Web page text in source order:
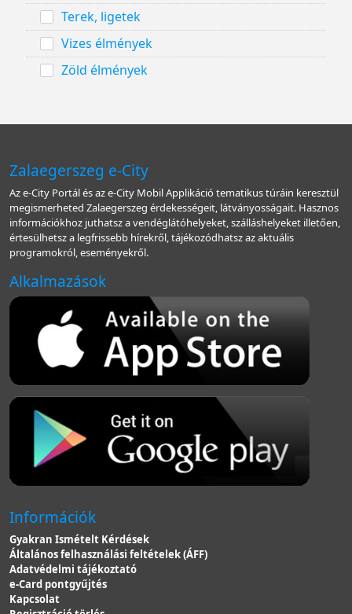
Terek, ligetek
Vizes élmények
Zöld élmények
Zalaegerszeg e-City
Az e-City Portál és az e-City Mobil Applikáció tematikus túráin keresztül
megismerheted Zalaegerszeg érdekességeit, látványosságait. Hasznos
információkhoz juthatsz a vendéglátóhelyeket, szálláshelyeket illetően,
értesülhetsz a legfrissebb hírekről, tájékozódhatsz az aktuális
programokról, eseményekről.
Alkalmazások
Információk
Gyakran Ismételt Kérdések
Általános felhasználási feltételek (ÁFF)
Adatvédelmi tájékoztató
e-Card pontgyűjtés
Kapcsolat